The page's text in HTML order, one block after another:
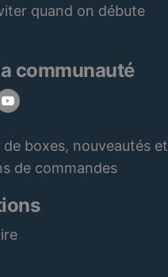
quand on débute
communauté
boxes, nouveautés et
de commandes